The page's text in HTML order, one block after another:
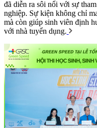
đã diễn ra sôi nổi với sự
nghiệp. Sự kiện không chỉ
mà còn giúp sinh viên định
với nhà tuyển dụng.